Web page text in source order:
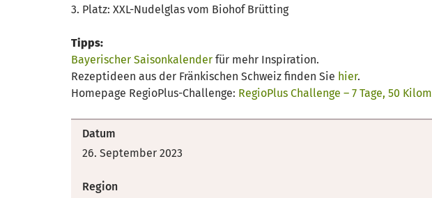
3. Platz: XXL-Nudelglas vom Biohof Brütting
Tipps:
Bayerischer Saisonkalender für mehr Inspiration.
Rezeptideen aus der Fränkischen Schweiz finden Sie hier.
Homepage RegioPlus-Challenge: RegioPlus Challenge – 7 Tage, 50
Datum
26. September 2023
Region